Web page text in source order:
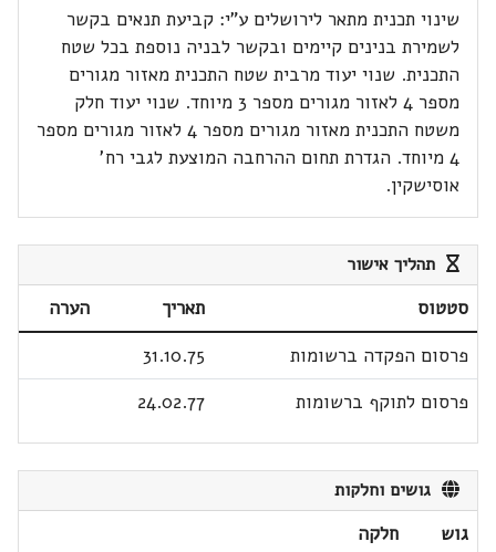
שינוי תכנית מתאר לירושלים ע"י: קביעת תנאים בקשר
לשמירת בנינים קיימים ובקשר לבניה נוספת בכל שטח
התכנית. שנוי יעוד מרבית שטח התכנית מאזור מגורים
מספר 4 לאזור מגורים מספר 3 מיוחד. שנוי יעוד חלק
משטח התכנית מאזור מגורים מספר 4 לאזור מגורים מספר
4 מיוחד. הגדרת תחום ההרחבה המוצעת לגבי רח'
אוסישקין.
תהליך אישור
סטטוס תאריך
הערה
פרסום הפקדה ברשומות
31.10.75
פרסום לתוקף ברשומות
24.02.77
גושים וחלקות
גוש
חלקה